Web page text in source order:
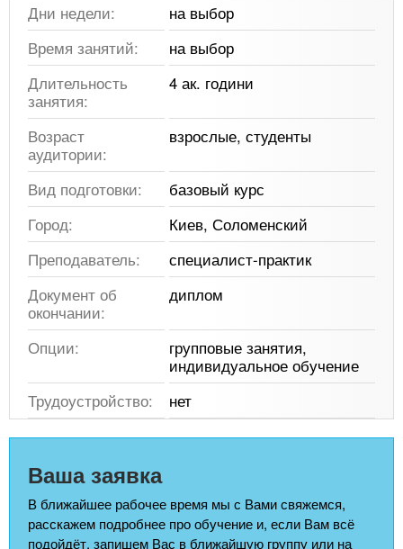
Дни недели:
на выбор
Время занятий:
на выбор
Длительность
занятия:
4 ак. години
Возраст
аудитории:
взрослые, студенты
Вид подготовки:
базовый курс
Город:
Киев, Соломенский
Преподаватель:
специалист-практик
Документ об
окончании:
диплом
Опции:
групповые занятия,
индивидуальное обучение
Трудоустройство:
нет
Ваша заявка
В ближайшее рабочее время мы с Вами свяжемся,
расскажем подробнее про обучение и, если Вам всё
подойдёт, запишем Вас в ближайшую группу или на